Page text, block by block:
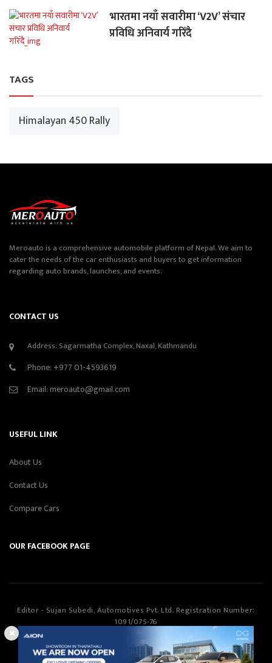
भारतमा नयाँ सवारीमा ‘V2V’ संचार
प्रविधि अनिवार्य गरिँदै
TAGS
Himalayan 450 Rally
Meroauto is a comprehensive automobile platform of Nepal. We aim to
cater the needs of the car enthusiasts and buyers to get information
regarding auto brands, launches, and events.
CONTACT US
Address: Sagarmatha Complex, Naxal, Kathmandu
Phone: +977 01-4593619
Email:meroauto@gmail.com
USEFUL LINK
About Us
Contact Us
Compare Cars
OUR FACEBOOK PAGE
Editor - Sujan Subedi, Automotives Pvt. Ltd. Registration Number:
1091/075-76
©Copyright2026Automotives Pvt. LtdAll Rights Reserved.
Designed & Developed by
Smartway Learning Technologies